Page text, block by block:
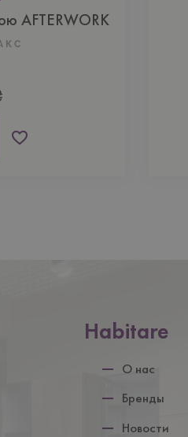
AFTERWORK
Нижній
Habitare
О нас
Бренды
Новости